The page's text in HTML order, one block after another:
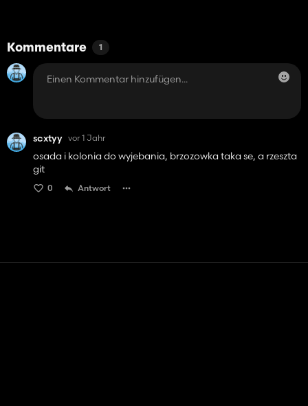
Kommentare 1
scxtyy vor 1 Jahr
osada i kolonia do wyjebania, brzozowka taka se, a rzeszta
git
0 Antwort